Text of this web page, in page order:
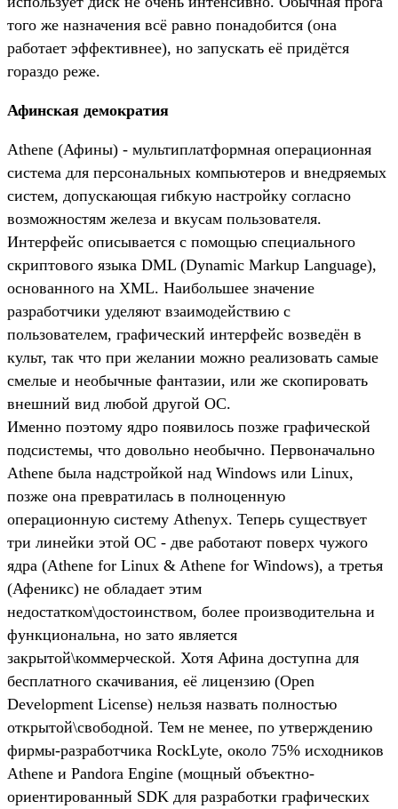
того же назначения всё равно понадобится (она
работает эффективнее), но запускать её придётся
гораздо реже.
Афинская демократия
Athene (Афины) - мультиплатформная операционная
система для персональных компьютеров и внедряемых
систем, допускающая гибкую настройку согласно
возможностям железа и вкусам пользователя.
Интерфейс описывается с помощью специального
скриптового языка DML (Dynamic Markup Language),
основанного на XML. Наибольшее значение
разработчики уделяют взаимодействию с
пользователем, графический интерфейс возведён в
культ, так что при желании можно реализовать самые
смелые и необычные фантазии, или же скопировать
внешний вид любой другой ОС.
Именно поэтому ядро появилось позже графической
подсистемы, что довольно необычно. Первоначально
Athene была надстройкой над Windows или Linux,
позже она превратилась в полноценную
операционную систему Athenyx. Теперь существует
три линейки этой ОС - две работают поверх чужого
ядра (Athene for Linux & Athene for Windows), а третья
(Афеникс) не обладает этим
недостатком\достоинством, более производительна и
функциональна, но зато является
закрытой\коммерческой. Хотя Афина доступна для
бесплатного скачивания, её лицензию (Open
Development License) нельзя назвать полностью
открытой\свободной. Тем не менее, по утверждению
фирмы-разработчика RockLyte, около 75% исходников
Athene и Pandora Engine (мощный объектно-
ориентированный SDK для разработки графических